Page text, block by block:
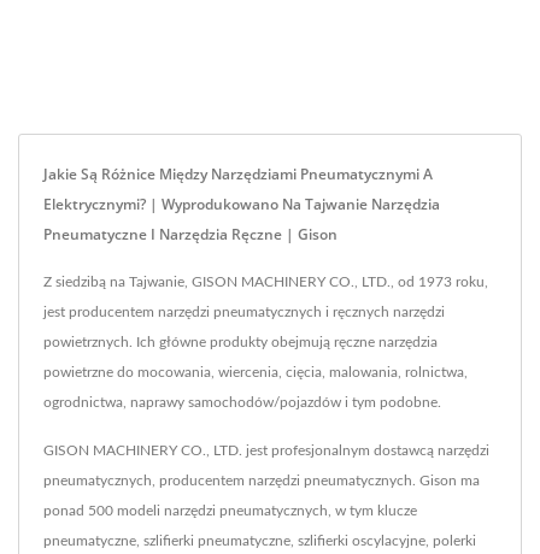
Jakie Są Różnice Między Narzędziami Pneumatycznymi A
Elektrycznymi? | Wyprodukowano Na Tajwanie Narzędzia
Pneumatyczne I Narzędzia Ręczne | Gison
Z siedzibą na Tajwanie, GISON MACHINERY CO., LTD., od 1973 roku,
jest producentem narzędzi pneumatycznych i ręcznych narzędzi
powietrznych. Ich główne produkty obejmują ręczne narzędzia
powietrzne do mocowania, wiercenia, cięcia, malowania, rolnictwa,
ogrodnictwa, naprawy samochodów/pojazdów i tym podobne.
GISON MACHINERY CO., LTD. jest profesjonalnym dostawcą narzędzi
pneumatycznych, producentem narzędzi pneumatycznych. Gison ma
ponad 500 modeli narzędzi pneumatycznych, w tym klucze
pneumatyczne, szlifierki pneumatyczne, szlifierki oscylacyjne, polerki